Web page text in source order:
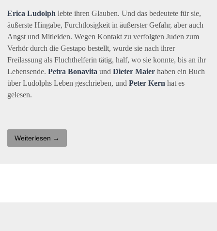
Erica Ludolph lebte ihren Glauben. Und das bedeutete für sie,
äußerste Hingabe, Furchtlosigkeit in äußerster Gefahr, aber auch
Angst und Mitleiden. Wegen Kontakt zu verfolgten Juden zum
Verhör durch die Gestapo bestellt, wurde sie nach ihrer
Freilassung als Fluchthelferin tätig, half, wo sie konnte, bis an ihr
Lebensende. Petra Bonavita und Dieter Maier haben ein Buch
über Ludolphs Leben geschrieben, und Peter Kern hat es
gelesen.
Weiterlesen →